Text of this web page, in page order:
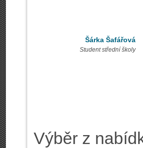
Šárka Šafářová
Student střední školy
Výběr z